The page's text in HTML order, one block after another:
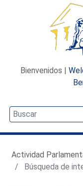
Bienvenidos |
Actividad
Búsqueda de